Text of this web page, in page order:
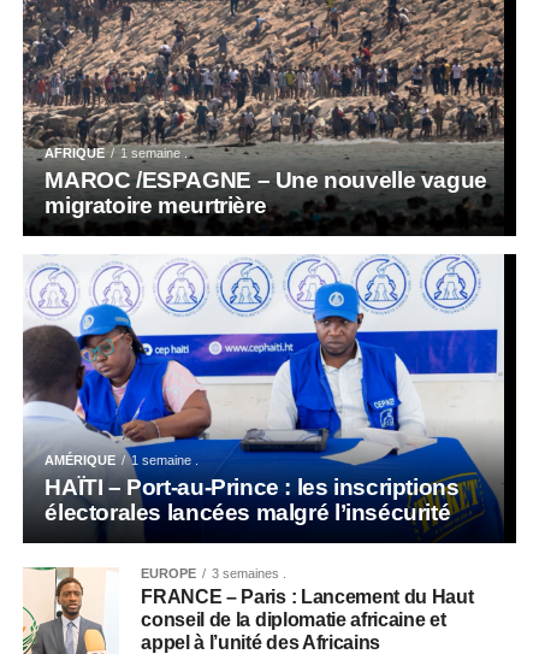
AFRIQUE 1 semaine .
MAROC /ESPAGNE – Une nouvelle vague
migratoire meurtrière
AMÉRIQUE 1 semaine .
HAÏTI – Port-au-Prince : les inscriptions
électorales lancées malgré l’insécurité
EUROPE 3 semaines .
FRANCE – Paris : Lancement du Haut
conseil de la diplomatie africaine et
appel à l’unité des Africains